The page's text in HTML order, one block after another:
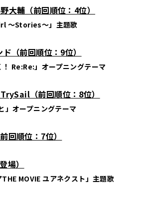
大輔（前回順位：4位）
〜Stories〜」主題歌
ド（前回順位：9位）
！ Re:Re:」オープニングテーマ
TrySail（前回順位：8位）
」オープニングテーマ
回順位：7位）
場）
MOVIE ユアネクスト」主題歌